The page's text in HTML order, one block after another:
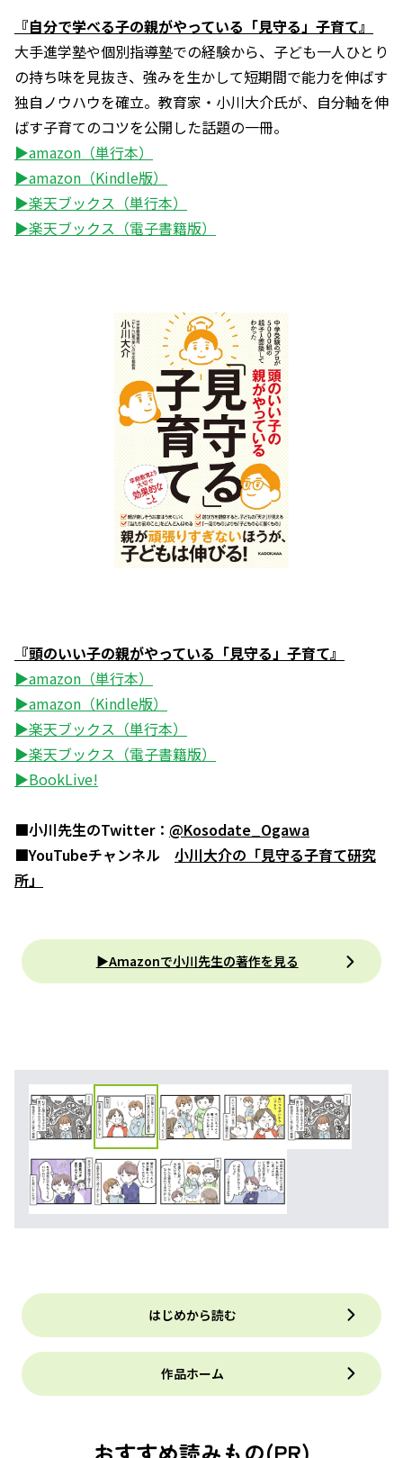
『自分で学べる子の親がやっている「見守る」子育て』
大手進学塾や個別指導塾での経験から、子ども一人ひとり
の持ち味を見抜き、強みを生かして短期間で能力を伸ばす
独自ノウハウを確立。教育家・小川大介氏が、自分軸を伸
ばす子育てのコツを公開した話題の一冊。
▶amazon（単行本）
▶amazon（Kindle版）
▶楽天ブックス（単行本）
▶楽天ブックス（電子書籍版）
『頭のいい子の親がやっている「見守る」子育て』
▶amazon（単行本）
▶amazon（Kindle版）
▶楽天ブックス（単行本）
▶楽天ブックス（電子書籍版）
▶BookLive!
■小川先生のTwitter： @Kosodate_Ogawa
■YouTubeチャンネル 小川大介の「見守る子育て研究
所」
▶Amazonで小川先生の著作を見る
はじめから読む
作品ホーム